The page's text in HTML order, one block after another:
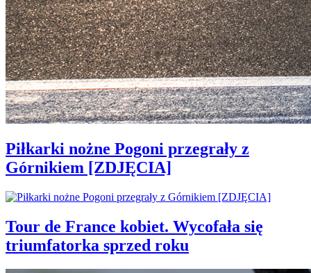
Piłkarki nożne Pogoni przegrały z
Górnikiem [ZDJĘCIA]
Tour de France kobiet. Wycofała się
triumfatorka sprzed roku